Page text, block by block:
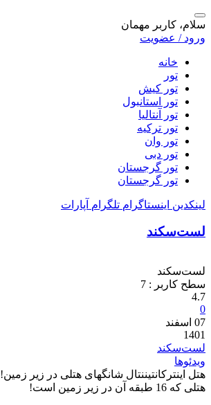
سلام، کاربر مهمان
ورود / عضویت
خانه
تور
تور کیش
تور استانبول
تور آنتالیا
تور ترکیه
تور وان
تور دبی
تور گرجستان
تور گرجستان
لینکدین اینستاگرام تلگرام آپارات
لست‌سکند
لست‌سکند
سطح کاربر : 7
4.7
0
07 اسفند
1401
لست‌سکند
ویدئوها
هتل اینترکانتیننتال شانگهای هتلی در زیر زمین!
هتلی که 16 طبقه آن در زیر زمین است!